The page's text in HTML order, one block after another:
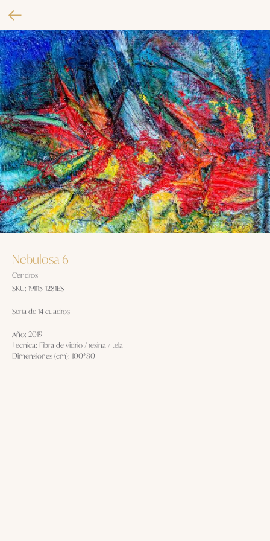
Nebulosa 6
Cendros
SKU: 191115-1281ES
Seria de 14 cuadros
Año: 2019
Tecnica: Fibra de vidrio / resina / tela
Dimensiones (cm): 100*80